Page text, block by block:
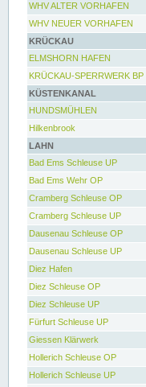
WHV ALTER VORHAFEN
WHV NEUER VORHAFEN
KRÜCKAU
ELMSHORN HAFEN
KRÜCKAU-SPERRWERK BP
KÜSTENKANAL
HUNDSMÜHLEN
Hilkenbrook
LAHN
Bad Ems Schleuse UP
Bad Ems Wehr OP
Cramberg Schleuse OP
Cramberg Schleuse UP
Dausenau Schleuse OP
Dausenau Schleuse UP
Diez Hafen
Diez Schleuse OP
Diez Schleuse UP
Fürfurt Schleuse UP
Giessen Klärwerk
Hollerich Schleuse OP
Hollerich Schleuse UP